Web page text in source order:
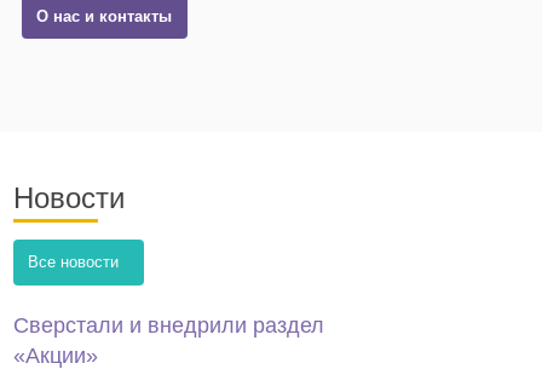
О нас и контакты
Новости
Все новости
Сверстали и внедрили раздел
«Акции»